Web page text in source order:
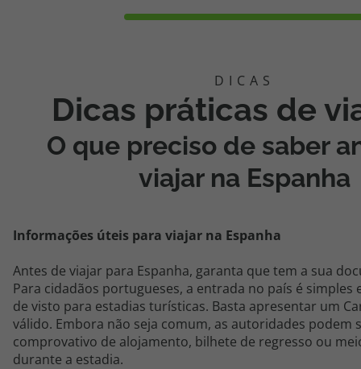
Dicas práticas de
O que preciso de saber
viajar na Espanha
Informações úteis para viajar na Espanha
Antes de viajar para Espanha, garanta que tem a sua
Para cidadãos portugueses, a entrada no país é simples
de visto para estadias turísticas. Basta apresentar um
válido. Embora não seja comum, as autoridades podem
comprovativo de alojamento, bilhete de regresso ou
durante a estadia.